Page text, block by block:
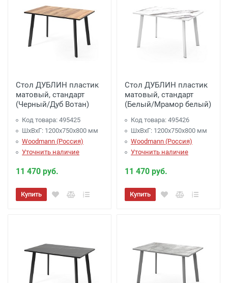
Стол ДУБЛИН пластик
матовый, стандарт
(Черный/Дуб Вотан)
Код товара: 495425
ШхВхГ: 1200х750х800 мм
Woodmann (Россия)
Уточнить наличие
11 470 руб.
Купить
Стол ДУБЛИН пластик
матовый, стандарт
(Белый/Мрамор белый)
Код товара: 495426
ШхВхГ: 1200х750х800 мм
Woodmann (Россия)
Уточнить наличие
11 470 руб.
Купить